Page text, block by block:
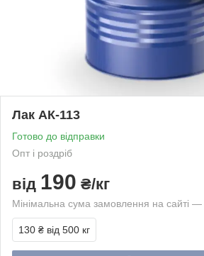
Лак АК-113
Готово до відправки
Опт і роздріб
від 190 ₴/кг
Мінімальна сума замовлення на сайті
130 ₴ від 500 кг